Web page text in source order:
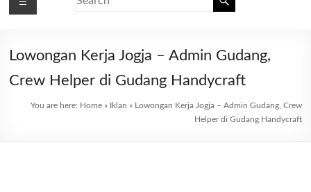
Lowongan Kerja Jogja – Admin Gudang,
Crew Helper di Gudang Handycraft
You are here: Home» Iklan » Lowongan Kerja Jogja – Admin Gudang, Crew
Helper di Gudang Handycraft